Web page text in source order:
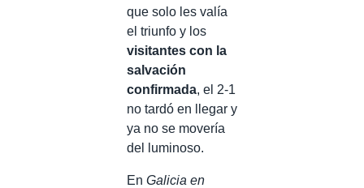
que solo les valía
el triunfo y los
visitantes con la
salvación
confirmada, el 2-1
no tardó en llegar y
ya no se movería
del luminoso.
En Galicia en